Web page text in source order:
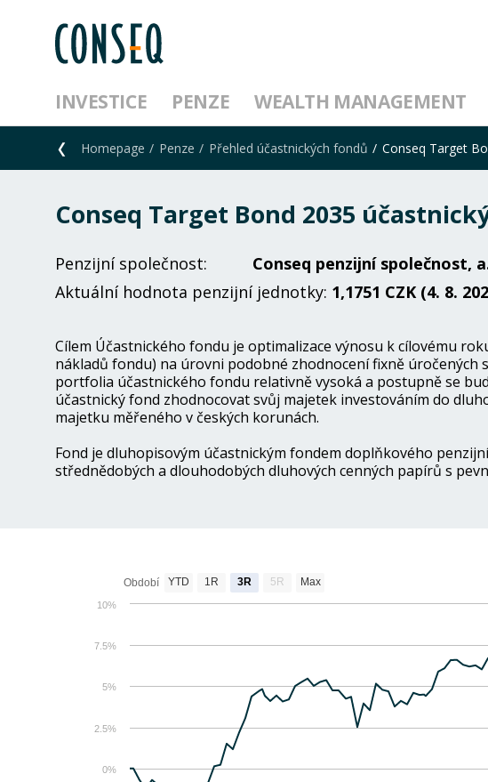
INVESTICE PENZE WEALTH MANAGEMENT
Homepage Penze Přehled účastnických fondů Conseq Target
Conseq Target Bond 2035
Penzijní společnost:
Conseq penzijní společnost,
Aktuální hodnota penzijní jednotky: 1,1751 CZK (4. 8.
Cílem Účastnického fondu je optimalizace výnosu k cílovému
nákladů fondu) na úrovni podobné zhodnocení fixně
portfolia účastnického fondu relativně vysoká a postupně se
účastnický fond zhodnocovat svůj majetek investováním do
majetku měřeného v českých korunách.
Fond je dluhopisovým účastnickým fondem doplňkového
střednědobých a dlouhodobých dluhových cenných papírů s
0%
10%
2.5%
5%
7.5%
Období YTD 1R 3R 5R Max